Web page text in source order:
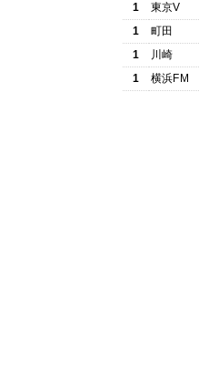
1
東京V
1
町田
1
川崎
1
横浜FM